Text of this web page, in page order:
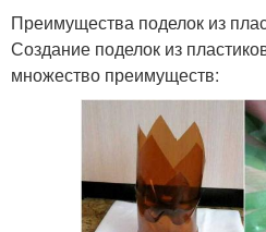
Преимущества поделок из
Создание поделок из
множество преимуществ: